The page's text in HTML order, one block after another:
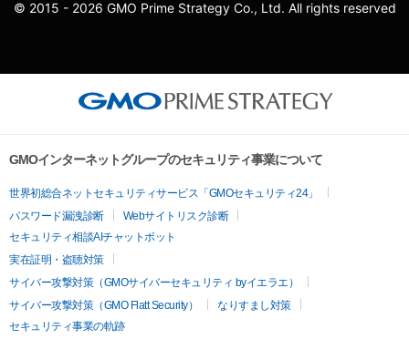
© 2015 - 2026 GMO Prime Strategy Co., Ltd. All rights reserved
GMOインターネットグループのセキュリティ事業について
世界初総合ネットセキュリティサービス「GMOセキュリティ24」
パスワード漏洩診断
Webサイトリスク診断
セキュリティ相談AIチャットボット
実在証明・盗聴対策
サイバー攻撃対策（GMOサイバーセキュリティ byイエラエ）
サイバー攻撃対策（GMO Flatt Security）
なりすまし対策
セキュリティ事業の軌跡